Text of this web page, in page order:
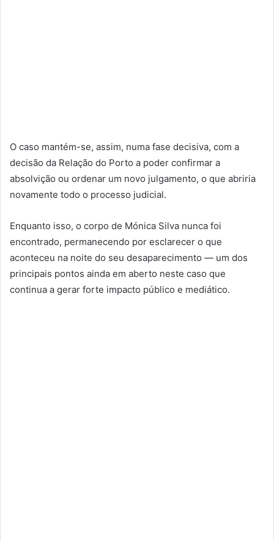
O caso mantém-se, assim, numa fase decisiva, com a
decisão da Relação do Porto a poder confirmar a
absolvição ou ordenar um novo julgamento, o que abriria
novamente todo o processo judicial.
Enquanto isso, o corpo de Mónica Silva nunca foi
encontrado, permanecendo por esclarecer o que
aconteceu na noite do seu desaparecimento — um dos
principais pontos ainda em aberto neste caso que
continua a gerar forte impacto público e mediático.